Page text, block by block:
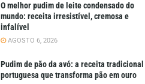
O melhor pudim de leite condensado do
mundo: receita irresistível, cremosa e
infalível
AGOSTO 6, 2026
Pudim de pão da avó: a receita tradicional
portuguesa que transforma pão em ouro